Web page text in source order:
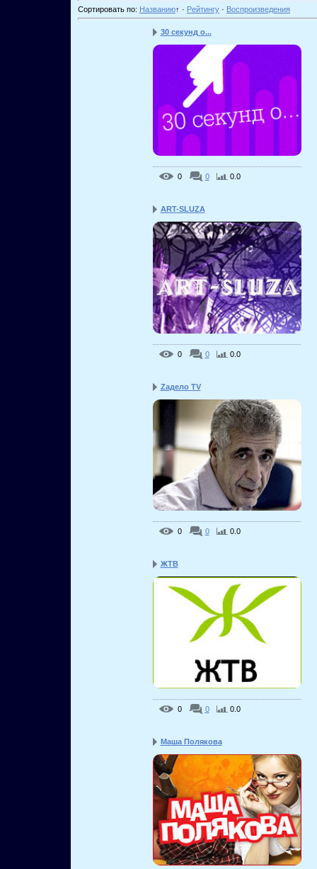
Сортировать по: Названию↑ · Рейтингу · Воспроизведения
30 секунд о...
0 0 0.0
ART-SLUZA
0 0 0.0
Zадело TV
0 0 0.0
ЖТВ
0 0 0.0
Маша Полякова